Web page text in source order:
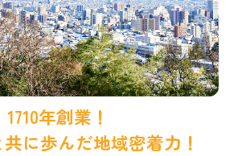
1710年創業！
に歩んだ地域密着力！